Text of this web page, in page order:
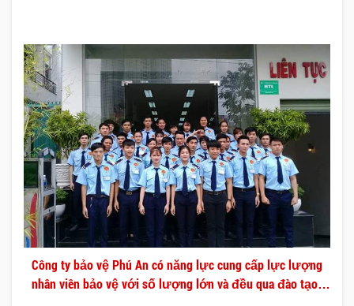
Công ty bảo vệ Phú An có năng lực cung cấp lực lượng
nhân viên bảo vệ với số lượng lớn và đều qua đào tạo